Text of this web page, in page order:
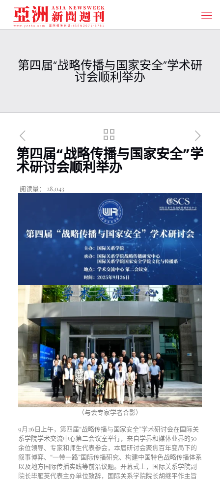
第四届“战略传播与国家安全”学术研
讨会顺利举办
第四届“战略传播与国家安全”学
术研讨会顺利举办
阅读量： 28,043
（与会专家学者合影）
9月26日上午，第四届“战略传播与国家安全”学术研讨会在国际关
系学院学术交流中心第二会议室举行，来自学界和媒体业界的50
余位领导、专家和师生代表参会，本届研讨会聚焦百年变局下的
叙事博弈、“一带一路”国际传播研究、构建中国特色战略传播体系
以及地方国际传播实践等前沿议题。开幕式上，国际关系学院副
院长毕雁英代表主办单位致辞，国际关系学院院长胡继平作主旨